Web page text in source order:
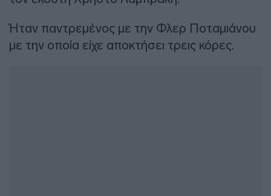
Ήταν παντρεμένος με την Φλερ Ποταμιάνου
με την οποία είχε αποκτήσει τρεις κόρες.